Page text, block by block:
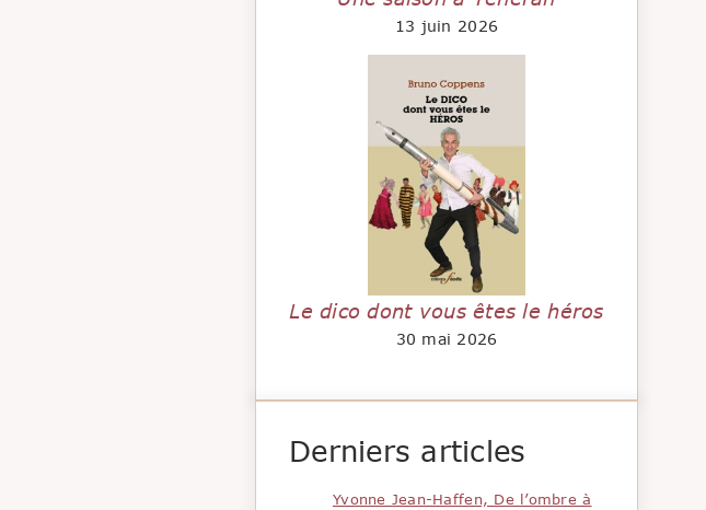
13 juin 2026
Le dico dont vous êtes le héros
30 mai 2026
Derniers articles
Yvonne Jean-Haffen, De l’ombre à